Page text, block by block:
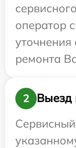
оператор
уточнения
ремонта
2
Выезд